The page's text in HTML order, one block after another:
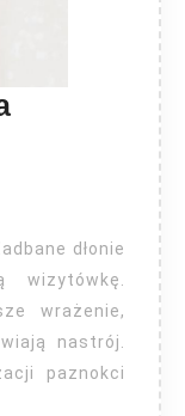
wrażenie,
nastrój.
paznokci